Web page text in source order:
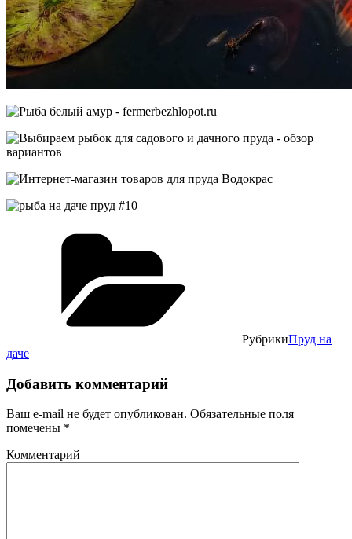
РубрикиПруд на
даче
Добавить комментарий
Ваш e-mail не будет опубликован. Обязательные поля
помечены *
Комментарий